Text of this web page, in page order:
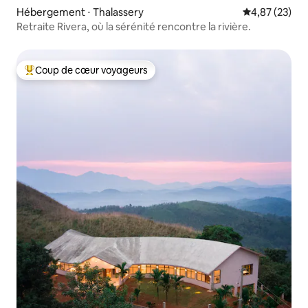
Hébergement ⋅ Thalassery Évaluation
4,87 (23)
Retraite Rivera, où la sérénité rencontre la rivière.
Coups de cœur voyageurs les plus appréciés
Coup de cœur voyageurs